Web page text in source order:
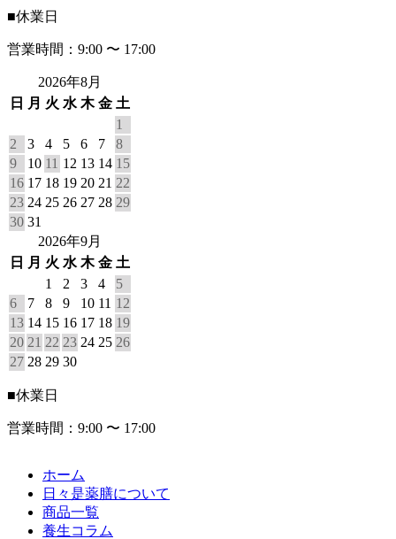
■休業日
営業時間：9:00 〜 17:00
2026年8月
日
月 火 水 木 金 土
1
2
3 4 5 6 7
8
9
10 11 12 13 14 15
16 17 18 19 20 21 22
23 24 25 26 27 28 29
30 31
2026年9月
日
月 火 水 木 金 土
1
2 3 4
5
6
7 8 9 10 11 12
13 14 15 16 17 18 19
20 21 22 23 24 25 26
27 28 29 30
■休業日
営業時間：9:00 〜 17:00
ホーム
日々是薬膳について
商品一覧
養生コラム